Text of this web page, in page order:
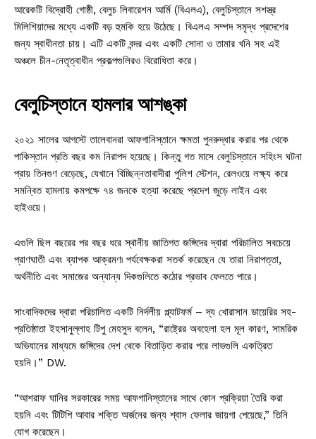
আরেকটি বিদ্রোহী গোষ্ঠী, বেলুচ লিবারেশন আর্মি (বিএলএ), বেলুচিস্তানে সশস্ত্র
মিলিশিয়াদের মধ্যে একটি বড় হুমকি হয়ে উঠেছে। বিএলএ সম্পদ সমৃদ্ধ প্রদেশের
জন্য স্বাধীনতা চায়। এটি একটি বন্দর এবং একটি সোনা ও তামার খনি সহ এই
অঞ্চলে চীন-নেতৃত্বাধীন প্রকল্পগুলিরও বিরোধিতা করে।
বেলুচিস্তানে হামলার আশঙ্কা
২০২১ সালের আগস্টে তালেবানরা আফগানিস্তানে ক্ষমতা পুনরুদ্ধার করার পর থেকে
পাকিস্তান প্রতি বছর কম নিরাপদ হয়েছে। কিন্তু গত মাসে বেলুচিস্তানে সহিংস ঘটনা
প্রায় তিনগুণ বেড়েছে, যেখানে বিচ্ছিন্নতাবাদীরা পুলিশ স্টেশন, রেলওয়ে লক্ষ্য করে
সমন্বিত হামলায় কমপক্ষে ৭৪ জনকে হত্যা করেছে প্রদেশ জুড়ে লাইন এবং
হাইওয়ে।
এগুলি ছিল বছরের পর বছর ধরে স্থানীয় জাতিগত জঙ্গিদের দ্বারা পরিচালিত সবচেয়ে
প্রাণঘাতী এবং ব্যাপক আক্রমণ৷ পর্যবেক্ষকরা সতর্ক করেছেন যে তারা নিরাপত্তা,
অর্থনীতি এবং সমাজের অন্যান্য দিকগুলিতে কঠোর প্রভাব ফেলতে পারে।
সাংবাদিকদের দ্বারা পরিচালিত একটি নির্দলীয় প্ল্যাটফর্ম – দ্য খোরাসান ডায়েরির সহ-
প্রতিষ্ঠাতা ইহসানুল্লাহ টিপু মেহসুদ বলেন, “রাষ্ট্রের অবহেলা হল মূল কারণ, সামরিক
অভিযানের মাধ্যমে জঙ্গিদের দেশ থেকে বিতাড়িত করার পরে লাভগুলি একত্রিত
হয়নি।” DW.
“আশরাফ ঘানির সরকারের সময় আফগানিস্তানের সাথে কোন প্রক্রিয়া তৈরি করা
হয়নি এবং টিটিপি আবার শক্তি অর্জনের জন্য শ্বাস ফেলার জায়গা পেয়েছে,” তিনি
যোগ করেছেন।